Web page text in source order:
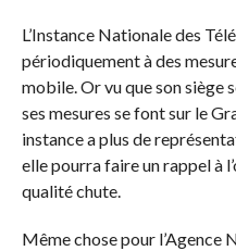
L’Instance Nationale des
périodiquement à des
mobile. Or vu que son siège
ses mesures se font sur le
instance a plus de
elle pourra faire un rappel à
qualité chute.
Même chose pour l’Agence